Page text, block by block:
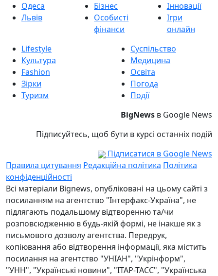
Одеса
Львів
Бізнес
Особисті
фінанси
Інновації
Ігри
онлайн
Lifestyle
Культура
Fashion
Зірки
Туризм
Суспільство
Медицина
Освіта
Погода
Події
BigNews в Google News
Підписуйтесь, щоб бути в курсі останніх подій
Підписатися в Google News
Правила цитування Редакційна політика Політика
конфіденційності
Всі матеріали Bignews, опубліковані на цьому сайті з
посиланням на агентство "Інтерфакс-Україна", не
підлягають подальшому відтворенню та/чи
розповсюдженню в будь-якій формі, не інакше як з
письмового дозволу агентства. Передрук,
копіювання або відтворення інформації, яка містить
посилання на агентство "УНІАН", "Укрінформ",
"УНН", "Українські новини", "ІТАР-ТАСС", "Українська